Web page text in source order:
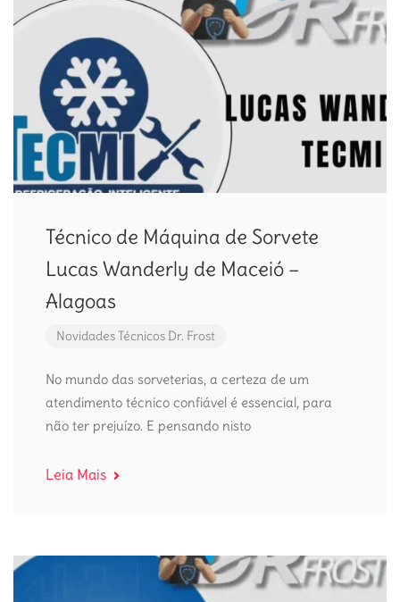
Técnico de Máquina de Sorvete
Lucas Wanderly de Maceió –
Alagoas
NovidadesTécnicos Dr. Frost
No mundo das sorveterias, a certeza de um
atendimento técnico confiável é essencial, para
não ter prejuízo. E pensando nisto
Leia Mais